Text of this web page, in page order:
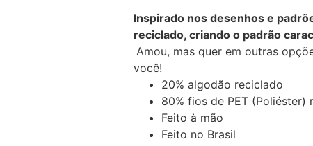
Inspirado nos desenhos e
reciclado, criando o padrão
Amou, mas quer em outras
você!
20% algodão reciclado
80% fios de PET (Poliéster)
Feito à mão
Feito no Brasil